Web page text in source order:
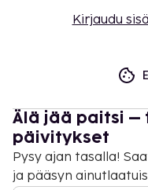
Kirjaudu
Älä jää paitsi –
päivitykset
Pysy ajan tasalla!
ja pääsyn